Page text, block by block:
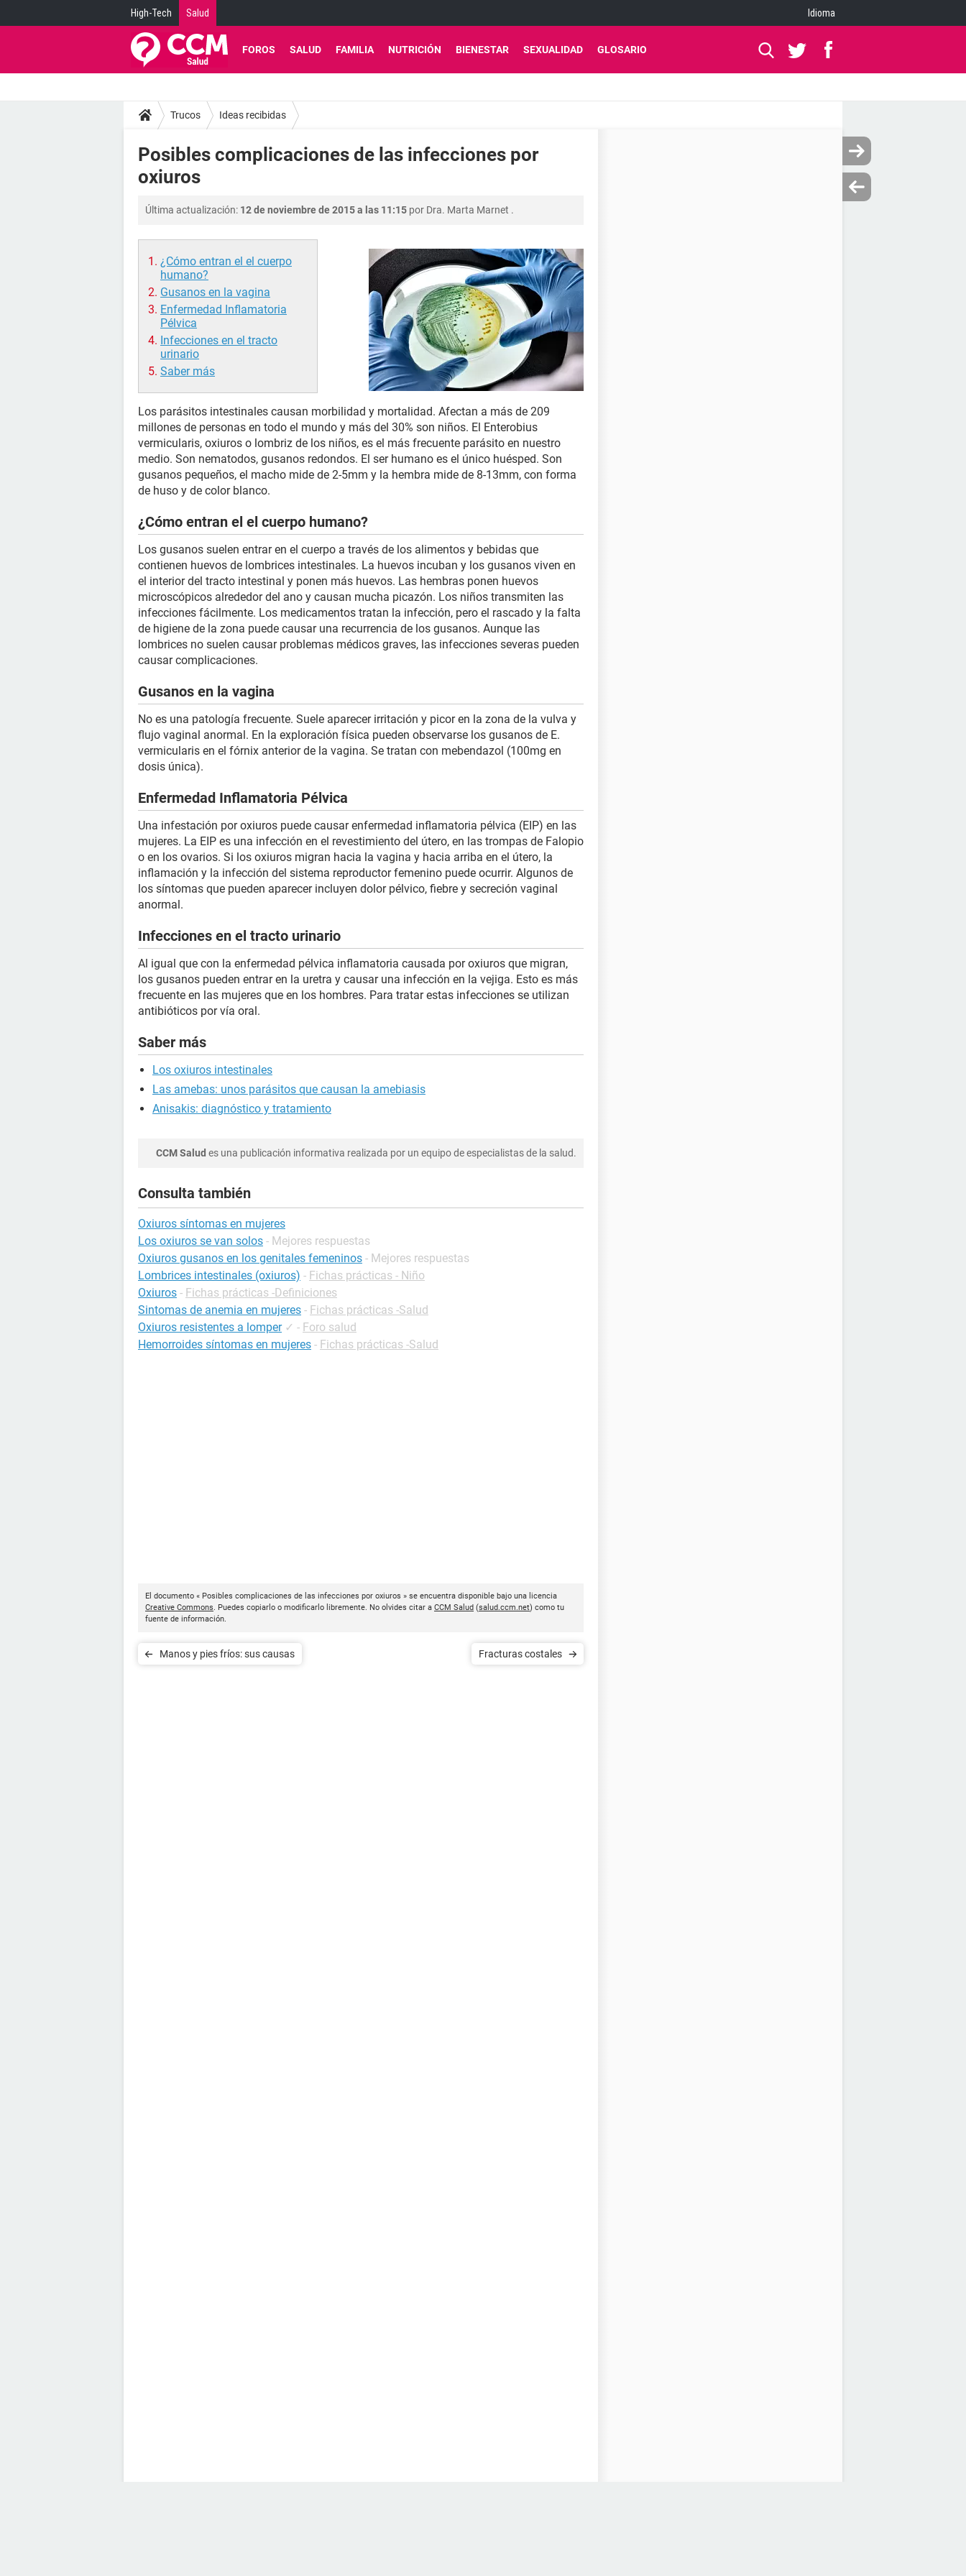
High-Tech Salud Idioma
FOROS SALUD FAMILIA NUTRICIÓN BIENESTAR SEXUALIDAD GLOSARIO
Trucos Ideas recibidas
Posibles complicaciones de las infecciones por
oxiuros
Última actualización: 12 de noviembre de 2015 a las 11:15 por Dra. Marta Marnet .
¿Cómo entran el el cuerpo
humano?
Gusanos en la vagina
Enfermedad Inflamatoria
Pélvica
Infecciones en el tracto
urinario
Saber más
Los parásitos intestinales causan morbilidad y mortalidad. Afectan a más de 209
millones de personas en todo el mundo y más del 30% son niños. El Enterobius
vermicularis, oxiuros o lombriz de los niños, es el más frecuente parásito en nuestro
medio. Son nematodos, gusanos redondos. El ser humano es el único huésped. Son
gusanos pequeños, el macho mide de 2-5mm y la hembra mide de 8-13mm, con forma
de huso y de color blanco.
¿Cómo entran el el cuerpo humano?
Los gusanos suelen entrar en el cuerpo a través de los alimentos y bebidas que
contienen huevos de lombrices intestinales. La huevos incuban y los gusanos viven en
el interior del tracto intestinal y ponen más huevos. Las hembras ponen huevos
microscópicos alrededor del ano y causan mucha picazón. Los niños transmiten las
infecciones fácilmente. Los medicamentos tratan la infección, pero el rascado y la falta
de higiene de la zona puede causar una recurrencia de los gusanos. Aunque las
lombrices no suelen causar problemas médicos graves, las infecciones severas pueden
causar complicaciones.
Gusanos en la vagina
No es una patología frecuente. Suele aparecer irritación y picor en la zona de la vulva y
flujo vaginal anormal. En la exploración física pueden observarse los gusanos de E.
vermicularis en el fórnix anterior de la vagina. Se tratan con mebendazol (100mg en
dosis única).
Enfermedad Inflamatoria Pélvica
Una infestación por oxiuros puede causar enfermedad inflamatoria pélvica (EIP) en las
mujeres. La EIP es una infección en el revestimiento del útero, en las trompas de Falopio
o en los ovarios. Si los oxiuros migran hacia la vagina y hacia arriba en el útero, la
inflamación y la infección del sistema reproductor femenino puede ocurrir. Algunos de
los síntomas que pueden aparecer incluyen dolor pélvico, fiebre y secreción vaginal
anormal.
Infecciones en el tracto urinario
Al igual que con la enfermedad pélvica inflamatoria causada por oxiuros que migran,
los gusanos pueden entrar en la uretra y causar una infección en la vejiga. Esto es más
frecuente en las mujeres que en los hombres. Para tratar estas infecciones se utilizan
antibióticos por vía oral.
Saber más
Los oxiuros intestinales
Las amebas: unos parásitos que causan la amebiasis
Anisakis: diagnóstico y tratamiento
CCM Salud es una publicación informativa realizada por un equipo de especialistas de la salud.
Consulta también
Oxiuros síntomas en mujeres
Los oxiuros se van solos - Mejores respuestas
Oxiuros gusanos en los genitales femeninos - Mejores respuestas
Lombrices intestinales (oxiuros) - Fichas prácticas - Niño
Oxiuros - Fichas prácticas -Definiciones
Sintomas de anemia en mujeres - Fichas prácticas -Salud
Oxiuros resistentes a lomper ✓ - Foro salud
Hemorroides síntomas en mujeres - Fichas prácticas -Salud
El documento « Posibles complicaciones de las infecciones por oxiuros » se encuentra disponible bajo una licencia
Creative Commons. Puedes copiarlo o modificarlo libremente. No olvides citar a CCM Salud (salud.ccm.net) como tu
fuente de información.
Manos y pies fríos: sus causas Fracturas costales